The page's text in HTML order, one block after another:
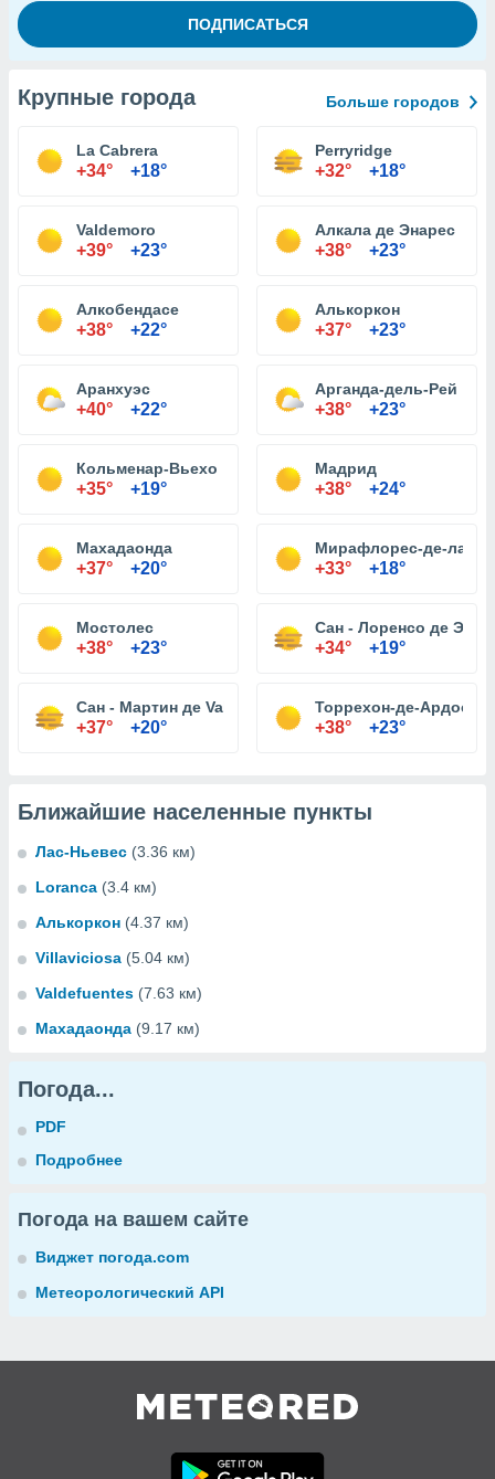
Крупные города Больше городов
La Cabrera
+34° +18°
Perryridge
+32° +18°
Valdemoro
+39° +23°
Алкала де Энарес
+38° +23°
Алкобендасе
+38° +22°
Алькоркон
+37° +23°
Аранхуэс
+40° +22°
Арганда-дель-Рей
+38° +23°
Кольменар-Вьехо
+35° +19°
Мадрид
+38° +24°
Махадаонда
+37° +20°
Мирафлорес-де-ла-
+33° +18°
Мостолес
+38° +23°
Сан - Лоренсо де Эль
+34° +19°
Сан - Мартин де Valdeiglesias
+37° +20°
Торрехон-де-Ардос
+38° +23°
Ближайшие населенные пункты
Лас-Ньевес (3.36 км)
Loranca (3.4 км)
Алькоркон (4.37 км)
Villaviciosa (5.04 км)
Valdefuentes (7.63 км)
Махадаонда (9.17 км)
Погода...
PDF
Подробнее
Погода на вашем сайте
Виджет погода.com
Метеорологический API